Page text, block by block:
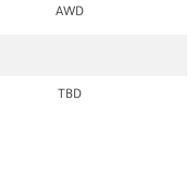
AWD
TBD